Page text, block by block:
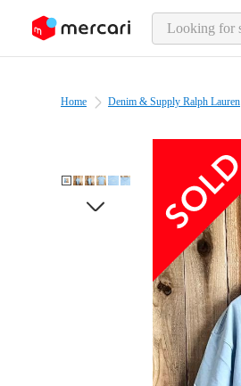
page content
Home Denim & Supply Ralph Lauren